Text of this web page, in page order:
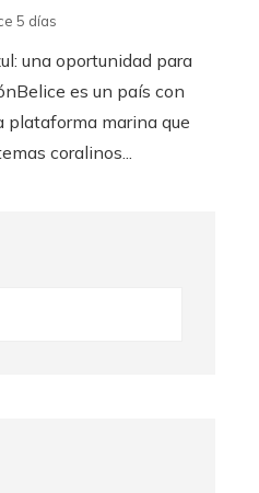
5 días
una oportunidad para
es un país con
plataforma marina que
coralinos...